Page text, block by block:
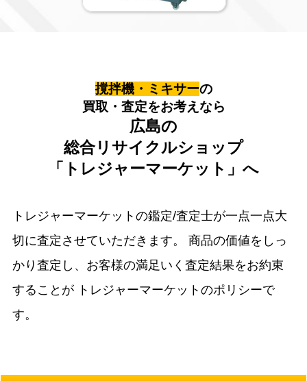
撹拌機・ミキサーの
買取・査定をお考えなら
広島の
総合リサイクルショップ
「トレジャーマーケット」へ
トレジャーマーケットの鑑定/査定士が一点一点大
切に査定させていただきます。
商品の価値をしっ
かり査定し、お客様の満足いく査定結果をお約束
することが トレジャーマーケットのポリシーで
す。